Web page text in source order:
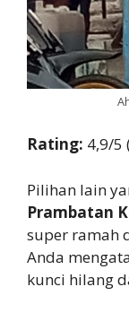
Rating: 4,9/5
Pilihan lain
Prambatan
super ramah
Anda
kunci hilang